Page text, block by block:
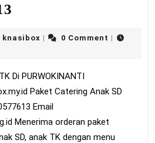
Box
TK
Di
PURWOKINANTI
0895410577613
knasiboxknasibox
| 0 Comment |
Paket Catering Anak SD
Email
Menerima orderan paket
SD, anak TK dengan menu